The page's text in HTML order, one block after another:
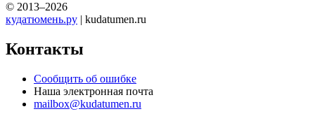
© 2013–2026
кудатюмень.ру | kudatumen.ru
Контакты
Сообщить об ошибке
Наша электронная почта
mailbox@kudatumen.ru